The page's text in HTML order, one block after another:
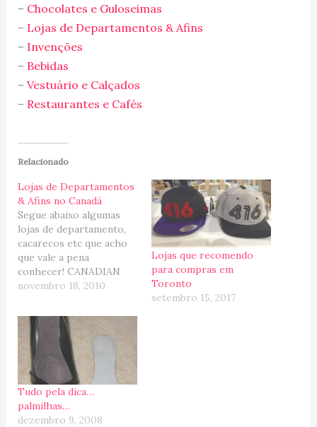
– Chocolates e Guloseimas
– Lojas de Departamentos & Afins
– Invenções
– Bebidas
– Vestuário e Calçados
– Restaurantes e Cafés
Relacionado
Lojas de Departamentos
& Afins no Canadá
Segue abaixo algumas
lojas de departamento,
cacarecos etc que acho
que vale a pena
conhecer! CANADIAN
TIRE Dizem ser uma das
(?). Voltado ao setor
automotivo, esportes em
geral e produtos para o
lar e jardim. Boa opção
para quem precisa
renovar as ferramentas
da…
novembro 18, 2010
Lojas que recomendo
para compras em
Toronto
setembro 15, 2017
Tudo pela dica…
palmilhas…
dezembro 9, 2008